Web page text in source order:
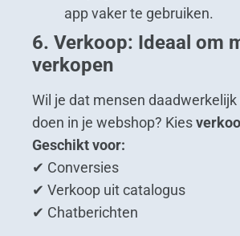
app vaker te gebruiken.
6. Verkoop: Ideaal om
verkopen
Wil je dat mensen
doen in je webshop? Kies
Geschikt voor:
✔ Conversies
✔ Verkoop uit catalogus
✔ Chatberichten